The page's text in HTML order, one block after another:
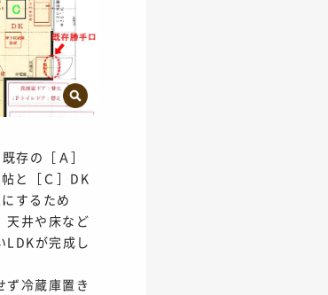
存の［Ａ］
と［Ｃ］DK
するため
天井や床など
LDKが完成し
ず冷蔵庫置き